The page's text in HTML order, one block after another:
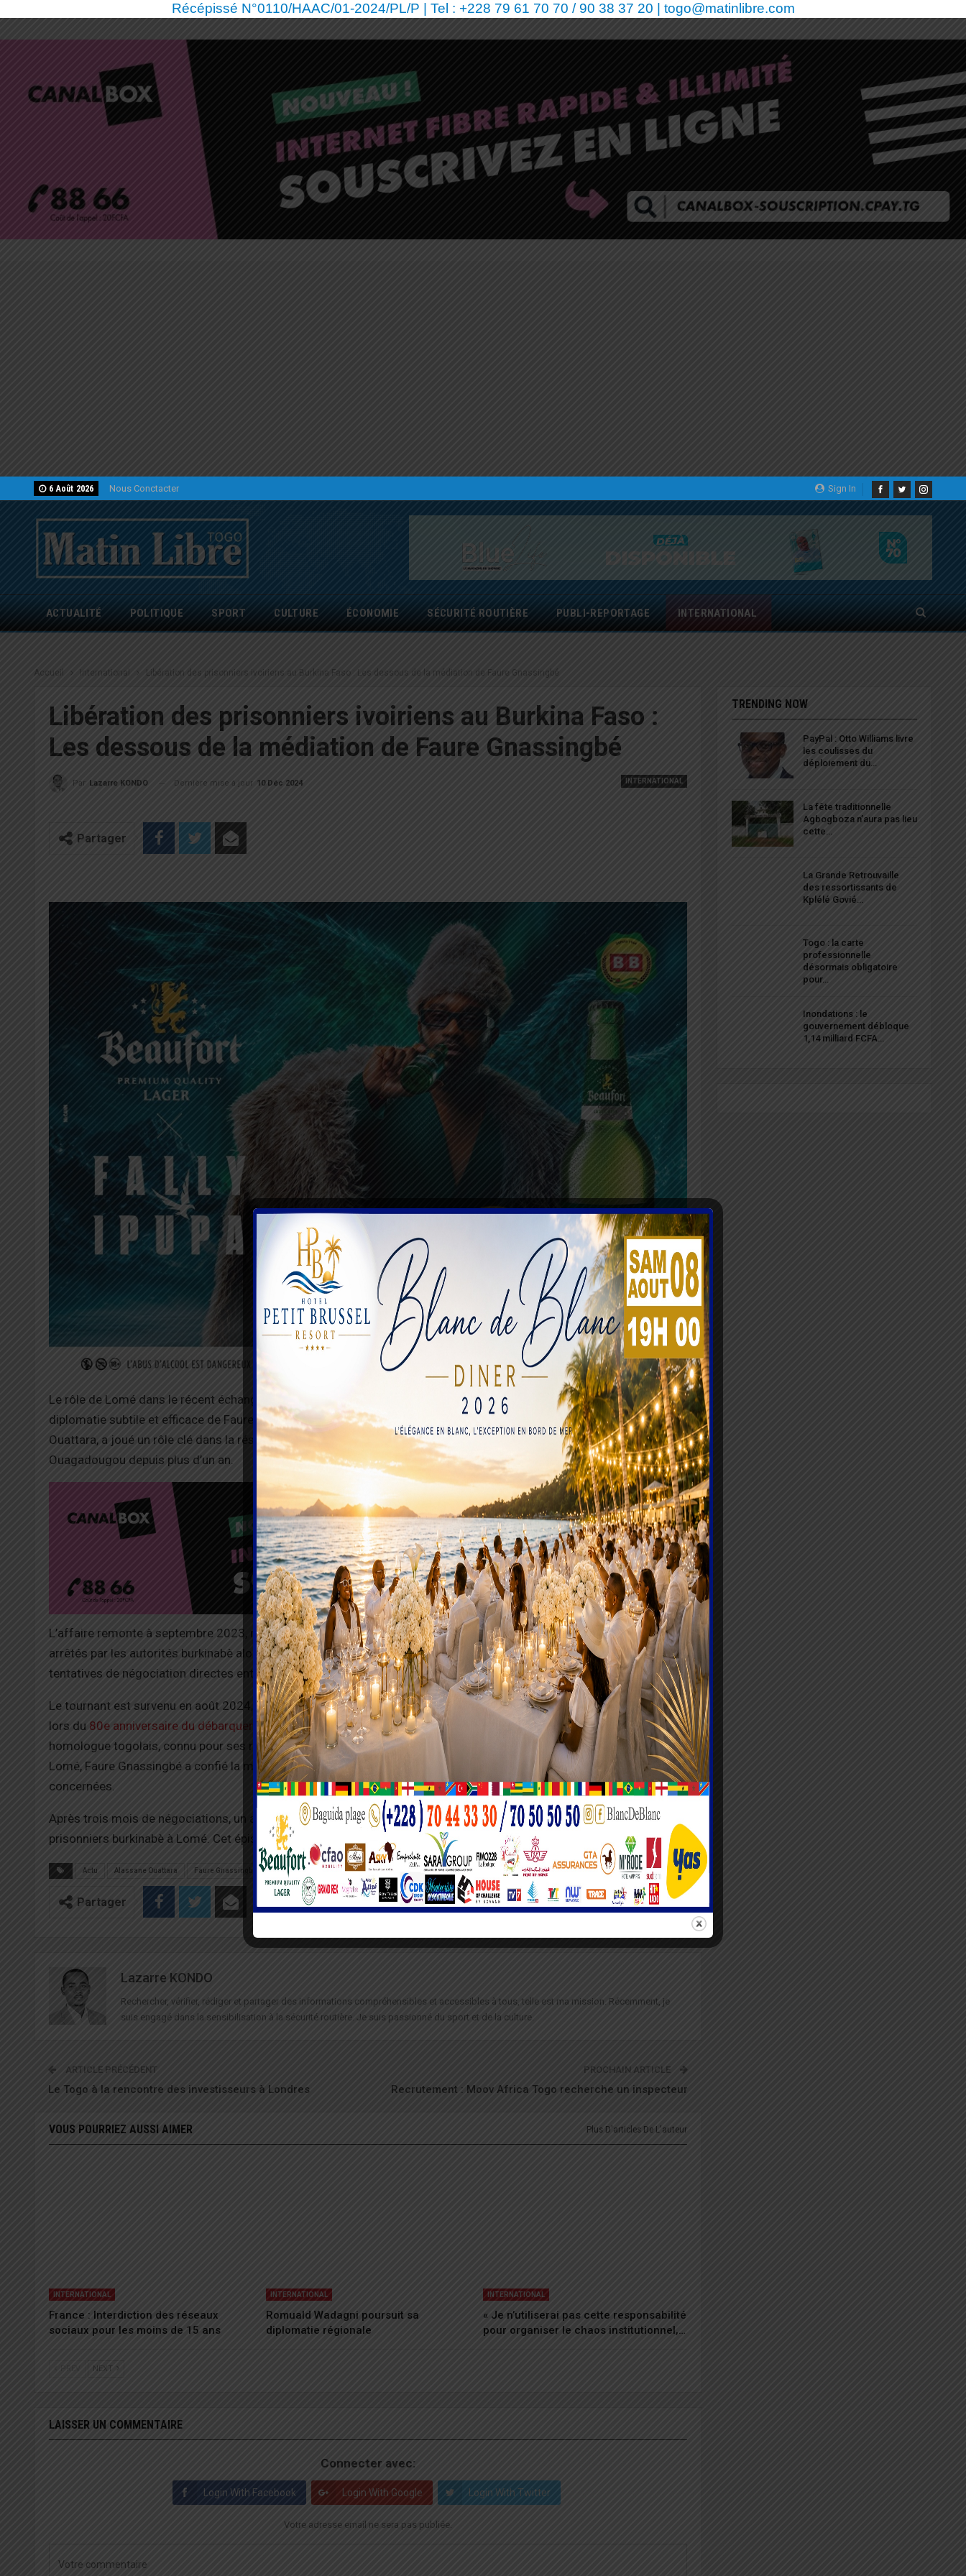
Récépissé N°0110/HAAC/01-2024/PL/P | Tel : +228 79 61 70 70 / 90 38 37 20 | togo@matinlibre.com
Sign In
6 Août 2026 Nous Conctacter
ACTUALITÉ POLITIQUE SPORT CULTURE ÉCONOMIE SÉCURITÉ ROUTIÈRE PUBLI-REPORTAGE INTERNATIONAL
Accueil International Libération des prisonniers ivoiriens au Burkina Faso : Les dessous de la médiation de Faure Gnassingbé
Libération des prisonniers ivoiriens au Burkina Faso :
Les dessous de la médiation de Faure Gnassingbé
INTERNATIONAL
Par Lazarre KONDO Dernière mise à jour 10 Déc 2024
Partager
Le rôle de Lomé dans le récent échange de prisonniers entre la Côte d’Ivoire et le Burkina Faso met en avant la
diplomatie subtile et efficace de Faure Gnassingbé. Ce dernier, sollicité directement par le président ivoirien Alassane
Ouattara, a joué un rôle clé dans la résolution de cette crise qui empoisonnait les relations entre Abidjan et
Ouagadougou depuis plus d’un an.
L’affaire remonte à septembre 2023, nous apprend Africa Intelligence, lorsque les deux gendarmes ivoiriens ont été
arrêtés par les autorités burkinabè alors qu’ils poursuivaient des orpailleurs clandestins à la frontière. Malgré plusieurs
tentatives de négociation directes entre les deux pays, aucune issue n’avait été trouvée.
Le tournant est survenu en août 2024, lors d’une rencontre entre Alassane Ouattara et Faure Gnassingbé en France
lors du 80e anniversaire du débarquement de la Provence.Le président ivoirien a sollicité l’intervention de son
homologue togolais, connu pour ses relations privilégiées avec le régime burkinabè d’Ibrahim Traoré. Dès son retour à
Lomé, Faure Gnassingbé a confié la mission à Robert Dussey, qui a mené des discussions discrètes avec les parties
concernées.
Après trois mois de négociations, un accord a été conclu : les deux gendarmes ivoiriens ont été échangés contre deux
prisonniers burkinabè à Lomé. Cet épisode met en lumière le rôle crucial du Togo dans la diplomatie régionale.
Actu Alassane Ouattara Faure Gnassingbé
Partager
Lazarre KONDO
Rechercher, vérifier, rédiger et partager des informations compréhensibles et accessibles à tous, telle est ma mission. Récemment, je
suis engagé dans la sensibilisation à la sécurité routière. Je suis passionné du sport et de la culture.
ARTICLE PRÉCÉDENT
Le Togo à la rencontre des investisseurs à Londres
PROCHAIN ARTICLE
Recrutement : Moov Africa Togo recherche un inspecteur
VOUS POURRIEZ AUSSI AIMER Plus D'articles De L'auteur
INTERNATIONAL
France : Interdiction des réseaux
sociaux pour les moins de 15 ans
INTERNATIONAL
Romuald Wadagni poursuit sa
diplomatie régionale
INTERNATIONAL
« Je n’utiliserai pas cette responsabilité
pour organiser le chaos institutionnel,…
NEXT
LAISSER UN COMMENTAIRE
Connecter avec:
Login With Facebook Login With Google Login With Twitter
Votre adresse email ne sera pas publiée.
TRENDING NOW
PayPal : Otto Williams livre
les coulisses du
déploiement du…
La fête traditionnelle
Agbogboza n’aura pas lieu
cette…
La Grande Retrouvaille
des ressortissants de
Kplélé Govié…
Togo : la carte
professionnelle
désormais obligatoire
pour…
Inondations : le
gouvernement débloque
1,14 milliard FCFA…